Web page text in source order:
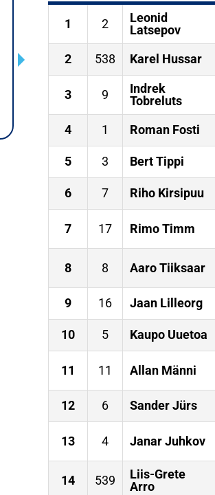
1 2
Leonid
Latsepov
2 538 Karel Hussar
3 9
Indrek
Tobreluts
4 1 Roman Fosti
5 3 Bert Tippi
6 7 Riho Kirsipuu
7 17 Rimo Timm
8 8 Aaro Tiiksaar
9
16 Jaan Lilleorg
10 5 Kaupo Uuetoa
11 11 Allan Männi
12
6 Sander Jürs
13 4 Janar Juhkov
14 539
Liis-Grete
Arro